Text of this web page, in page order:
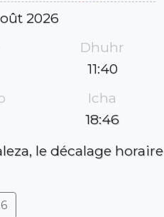
2026
Dhuhr
11:40
Icha
18:46
le décalage horaire